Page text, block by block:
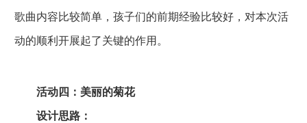
歌曲内容比较简单，孩子们的前期经验比较好，对本次活
动的顺利开展起了关键的作用。
活动四：美丽的菊花
设计思路：